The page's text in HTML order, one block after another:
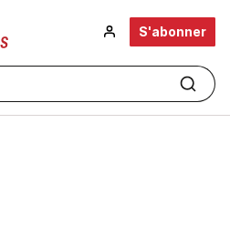
S'abonner